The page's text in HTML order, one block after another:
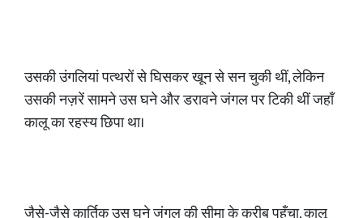
उसकी उंगलियां पत्थरों से घिसकर खून से सन चुकी थीं, लेकिन
उसकी नज़रें सामने उस घने और डरावने जंगल पर टिकी थीं जहाँ
कालू का रहस्य छिपा था।